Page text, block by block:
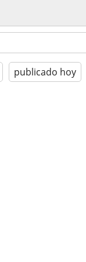
publicado hoy